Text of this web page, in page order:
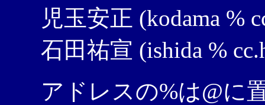
児玉安正 (kodama %
石田祐宣 (ishida %
アドレスの%は@に